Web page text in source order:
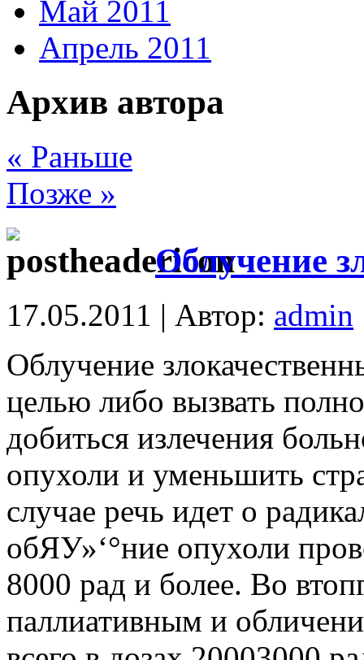
Май 2011
Апрель 2011
Архив автора
« Раньше
Позже »
Облучение
17.05.2011 | Автор: admin
Облучение
целью либо вызвать
добиться излечения
опухоли и уменьшить
случае речь идет о
обЯУ»‘°ние опухоли
8000 рад и более. Во
паллиативным и